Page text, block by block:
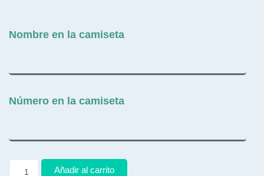
Nombre en la camiseta
Número en la camiseta
Añadir al carrito